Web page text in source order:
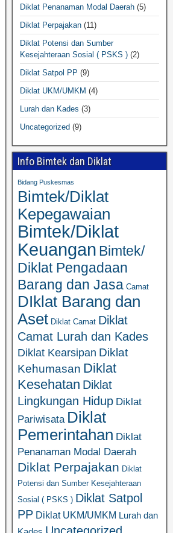
Diklat Penanaman Modal Daerah (5)
Diklat Perpajakan (11)
Diklat Potensi dan Sumber
Kesejahteraan Sosial ( PSKS ) (2)
Diklat Satpol PP (9)
Diklat UKM/UMKM (4)
Lurah dan Kades (3)
Uncategorized (9)
Info Bimtek dan Diklat
Bidang Puskesmas
Bimtek/Diklat
Kepegawaian
Bimtek/Diklat
Keuangan Bimtek/
Diklat Pengadaan
Barang dan Jasa Camat
DIklat Barang dan
Aset Diklat Camat Diklat
Camat Lurah dan Kades
Diklat Kearsipan Diklat
Kehumasan Diklat
Kesehatan Diklat
Lingkungan Hidup Diklat
Pariwisata Diklat
Pemerintahan Diklat
Penanaman Modal Daerah
Diklat Perpajakan Diklat
Potensi dan Sumber Kesejahteraan
Sosial ( PSKS ) Diklat Satpol
PP Diklat UKM/UMKM Lurah dan